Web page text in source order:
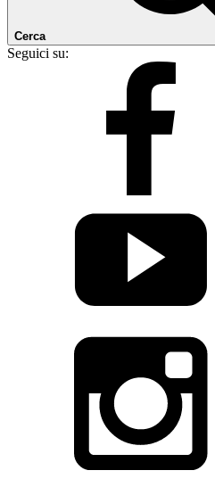
Cerca
Seguici su: